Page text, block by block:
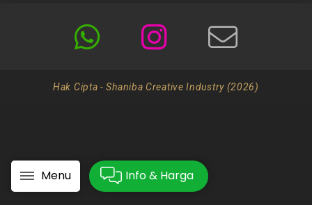
Menu Info & Harga
Hak Cipta - Shaniba Creative Industry (2026)